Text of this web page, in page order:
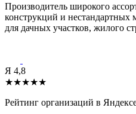
Производитель широкого
конструкций и нестандартных
для дачных участков, жилого
Я 4,8
★★★★★
Рейтинг организаций в